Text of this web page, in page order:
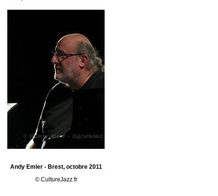
Andy Emler - Brest, octobre 2011
© CultureJazz.fr